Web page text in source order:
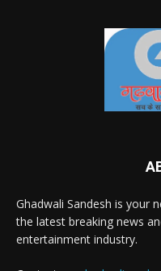
Ghadwali Sandesh is your
the latest breaking news
entertainment industry.